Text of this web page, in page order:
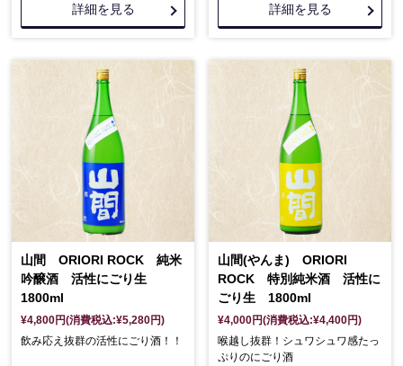
詳細を見る 詳細を見る
山間 ORIORI ROCK 純米
吟醸酒 活性にごり生
1800ml
¥4,800円(消費税込:¥5,280円)
飲み応え抜群の活性にごり酒！！
山間(やんま) ORIORI
ROCK 特別純米酒 活性に
ごり生 1800ml
¥4,000円(消費税込:¥4,400円)
喉越し抜群！シュワシュワ感たっ
ぷりのにごり酒